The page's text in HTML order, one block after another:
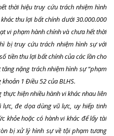
thời hiệu truy cứu trách nhiệm hình
thu lợi bất chính dưới 30.000.000
vi phạm hành chính và chưa hết thời
bị truy cứu trách nhiệm hình sự với
tiền thu lợi bất chính của các lần cho
nặng trách nhiệm hình sự “phạm
1 Điều 52 của BLHS.
hiện nhiều hành vi khác nhau liên
đe dọa dùng vũ lực, uy hiếp tinh
khỏe hoặc có hành vi khác để lấy tài
bị xử lý hình sự về tội phạm tương